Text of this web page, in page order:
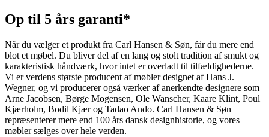
Op til 5 års garanti*
Når du vælger et produkt fra Carl Hansen & Søn, får du mere end
blot et møbel. Du bliver del af en lang og stolt tradition af smukt og
karakteristisk håndværk, hvor intet er overladt til tilfældighederne.
Vi er verdens største producent af møbler designet af Hans J.
Wegner, og vi producerer også værker af anerkendte designere som
Arne Jacobsen, Børge Mogensen, Ole Wanscher, Kaare Klint, Poul
Kjærholm, Bodil Kjær og Tadao Ando. Carl Hansen & Søn
repræsenterer mere end 100 års dansk designhistorie, og vores
møbler sælges over hele verden.